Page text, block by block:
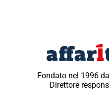
Fondato nel 1996
Direttore